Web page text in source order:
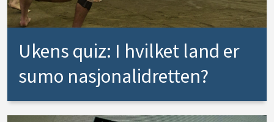
Ukens quiz: I hvilket land er
sumo nasjonalidretten?